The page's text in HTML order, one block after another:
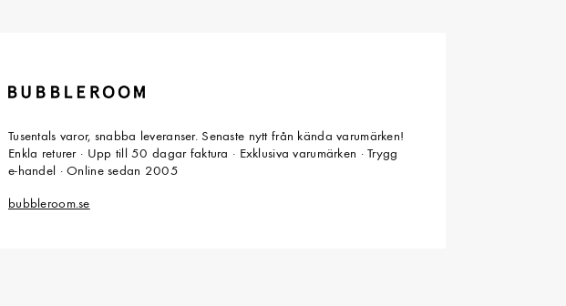
Tusentals varor, snabba leveranser. Senaste nytt från kända varumärken!
Enkla returer · Upp till 50 dagar faktura · Exklusiva varumärken · Trygg
e-handel · Online sedan 2005
bubbleroom.se